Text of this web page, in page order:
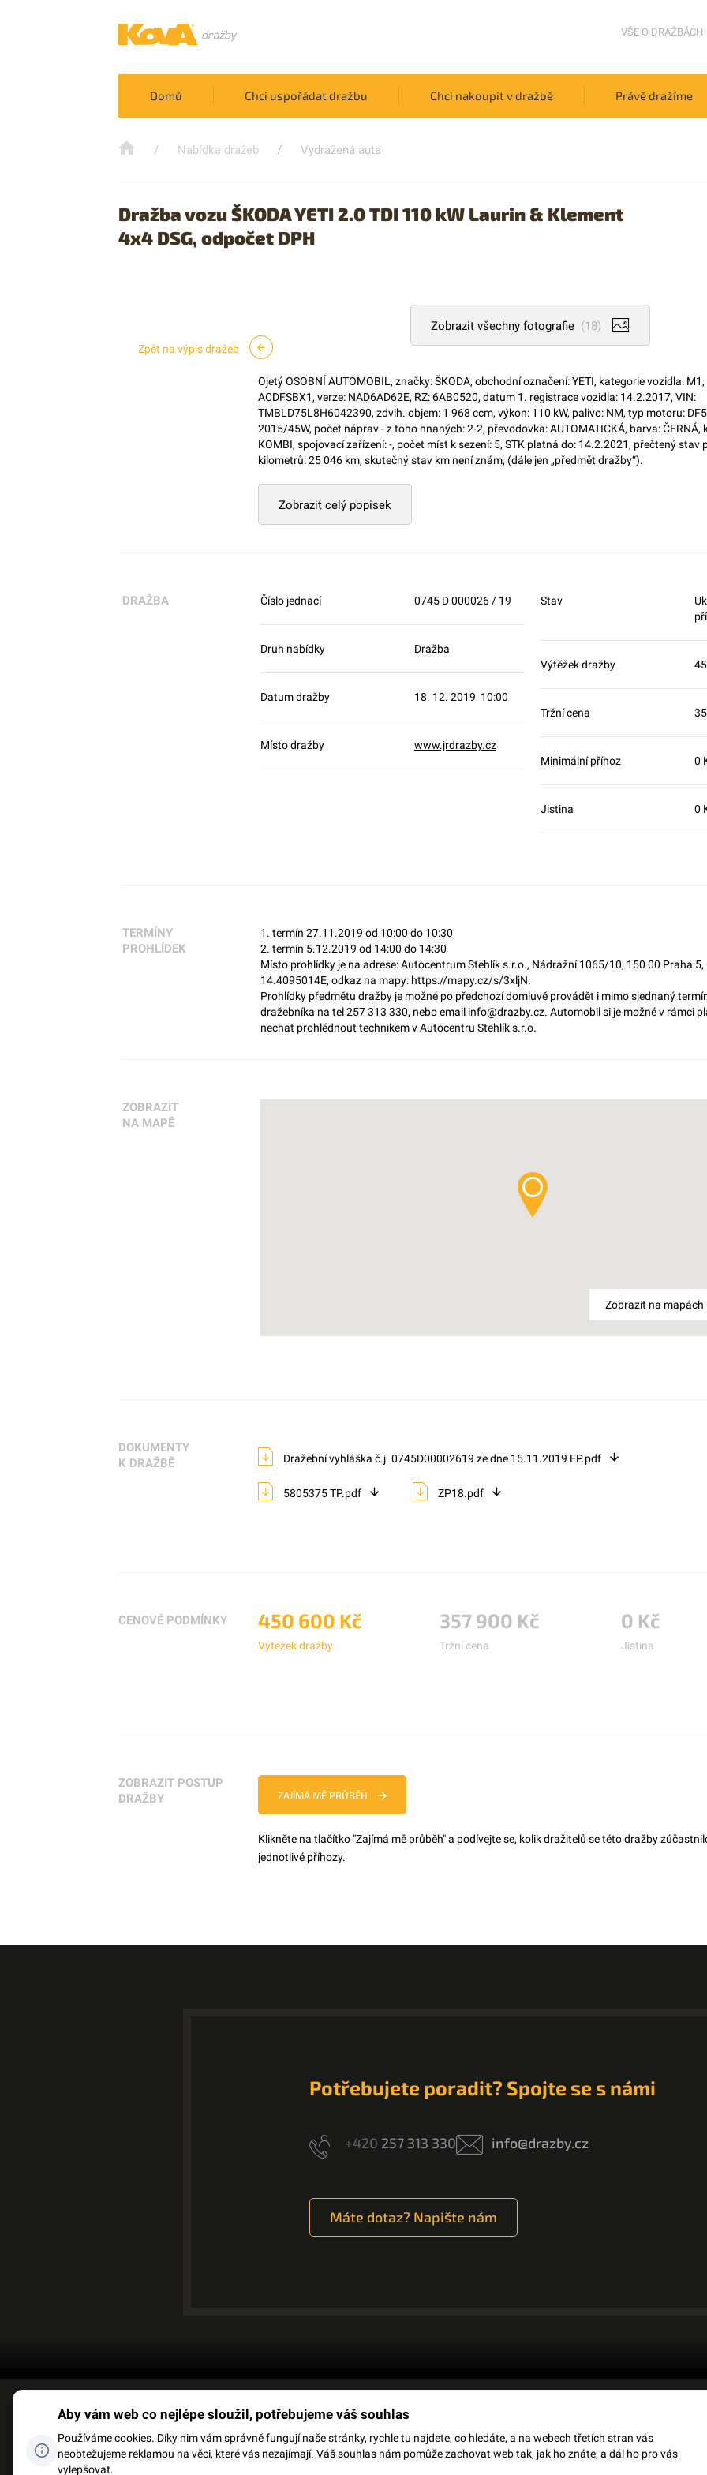
VŠE O DRAŽBÁCH
Domů Chci uspořádat dražbu Chci nakoupit v dražbě Právě dražíme
/ Nabídka dražeb / Vydražená auta
Dražba vozu ŠKODA YETI 2.0 TDI 110 kW Laurin & Klement
4x4 DSG, odpočet DPH
Zpět na výpis dražeb
Zobrazit všechny fotografie (18)
Ojetý OSOBNÍ AUTOMOBIL, značky: ŠKODA, obchodní označení: YETI, kategorie vozidla:
ACDFSBX1, verze: NAD6AD62E, RZ: 6AB0520, datum 1. registrace vozidla: 14.2.2017, VIN:
TMBLD75L8H6042390, zdvih. objem: 1 968 ccm, výkon: 110 kW, palivo: NM, typ motoru:
2015/45W, počet náprav - z toho hnaných: 2-2, převodovka: AUTOMATICKÁ, barva: ČERNÁ,
KOMBI, spojovací zařízení: -, počet míst k sezení: 5, STK platná do: 14.2.2021, přečtený stav
kilometrů: 25 046 km, skutečný stav km není znám, (dále jen „předmět dražby“).
Zobrazit celý popisek
DRAŽBA Číslo jednací 0745 D 000026 / 19
Druh nabídky Dražba
Datum dražby 18. 12. 2019 10:00
Místo dražby www.jrdrazby.cz
Stav
Výtěžek dražby
Tržní cena
Minimální příhoz 0
Jistina 0
TERMÍNY
PROHLÍDEK
1. termín 27.11.2019 od 10:00 do 10:30
2. termín 5.12.2019 od 14:00 do 14:30
Místo prohlídky je na adrese: Autocentrum Stehlík s.r.o., Nádražní 1065/10, 150 00 Praha 5,
14.4095014E, odkaz na mapy: https://mapy.cz/s/3xljN.
Prohlídky předmětu dražby je možné po předchozí domluvě provádět i mimo sjednaný
dražebníka na tel 257 313 330, nebo email info@drazby.cz. Automobil si je možné v rámci
nechat prohlédnout technikem v Autocentru Stehlík s.r.o.
ZOBRAZIT
NA MAPĚ
Zobrazit na mapách
DOKUMENTY
K DRAŽBĚ
Dražební vyhláška č.j. 0745D00002619 ze dne 15.11.2019 EP.pdf
5805375 TP.pdf ZP18.pdf
CENOVÉ PODMÍNKY 450 600 Kč
Výtěžek dražby
357 900 Kč
Tržní cena
0 Kč
Jistina
ZOBRAZIT POSTUP
DRAŽBY
ZAJÍMÁ MĚ PRŮBĚH
Klikněte na tlačítko "Zajímá mě průběh" a podívejte se, kolik dražitelů se této dražby
jednotlivé příhozy.
Potřebujete poradit? Spojte se s námi
+420 257 313 330 info@drazby.cz
Máte dotaz? Napište nám
FACEBOOK SLOVNÍK POJMŮ OCHRANA OSOBNÍCH ÚDAJŮ
Aby vám web co nejlépe sloužil, potřebujeme váš souhlas
Používáme cookies. Díky nim vám správně fungují naše stránky, rychle tu najdete, co hledáte, a na webech třetích stran vás
neobtežujeme reklamou na věci, které vás nezajímají. Váš souhlas nám pomůže zachovat web tak, jak ho znáte, a dál ho pro vás
vylepšovat.